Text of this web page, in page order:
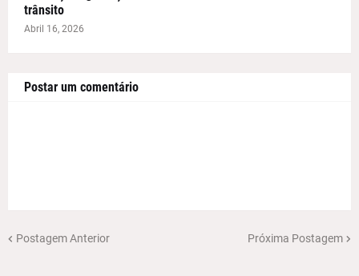
trânsito
Abril 16, 2026
Postar um comentário
Postagem Anterior Próxima Postagem